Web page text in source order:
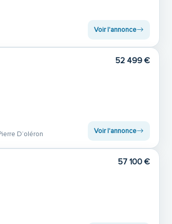
Voir l'annonce
52 499 €
D’oléron Voir l'annonce
57 100 €